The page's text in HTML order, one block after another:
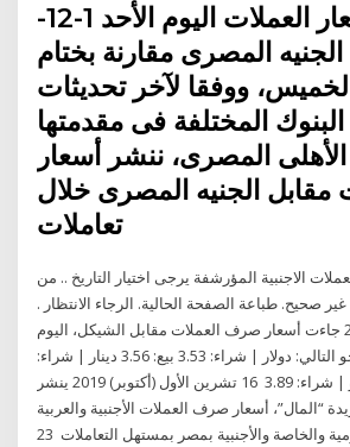
تباينت أسعار العملات اليوم الأحد 1-12-
الجنيه المصرى مقارنة بختام
ووفقا لآخر تحديثات
المختلفة فى مقدمتها
الأهلى المصرى، ننشر أسعار
مقابل الجنيه المصرى خلال
تعاملات
الاجنبية المؤرشفة يرجى اختيار التاريخ .. من
غير صحيح. طباعة الصفحة الحالية. الرجاء الانتظار .
19 أيلول (سبتمبر) 2019 جاءت أسعار صرف العملات مقابل الشيكل، اليوم
الخميس، على النحو التالي: دولار | شراء: 3.53 بيع: 3.56 دينار | شراء:
4.97 بيع: 5.03 يورو | شراء: 3.89 16 تشرين الأول (أكتوبر) 2019 ينشر
“المال”، أسعار صرف العملات الأجنبية والعربية
بعدد من البنوك الحكومية والخاصة والأجنبية بمصر بمستهل التعاملات 23